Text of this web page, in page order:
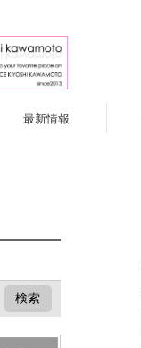
最新情報